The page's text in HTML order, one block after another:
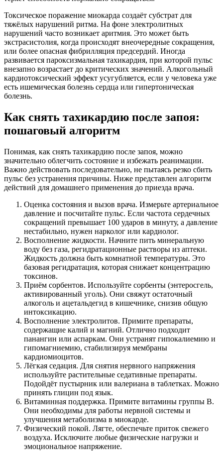
Токсическое поражение миокарда создаёт субстрат для
тяжёлых нарушений ритма. На фоне электролитных
нарушений часто возникает аритмия. Это может быть
экстрасистолия, когда происходят внеочередные сокращения,
или более опасная фибрилляция предсердий. Иногда
развивается пароксизмальная тахикардия, при которой пульс
внезапно возрастает до критических значений. Алкогольный
кардиотоксический эффект усугубляется, если у человека уже
есть ишемическая болезнь сердца или гипертоническая
болезнь.
Как снять тахикардию после запоя:
пошаговый алгоритм
Понимая, как снять тахикардию после запоя, можно
значительно облегчить состояние и избежать реанимации.
Важно действовать последовательно, не пытаясь резко сбить
пульс без устранения причины. Ниже представлен алгоритм
действий для домашнего применения до приезда врача.
Оценка состояния и вызов врача. Измерьте артериальное
давление и посчитайте пульс. Если частота сердечных
сокращений превышает 100 ударов в минуту, а давление
нестабильно, нужен нарколог или кардиолог.
Восполнение жидкости. Начните пить минеральную
воду без газа, регидратационные растворы из аптеки.
Жидкость должна быть комнатной температуры. Это
базовая регидратация, которая снижает концентрацию
токсинов.
Приём сорбентов. Используйте сорбенты (энтеросгель,
активированный уголь). Они свяжут остаточный
алкоголь и ацетальдегид в кишечнике, снизив общую
интоксикацию.
Восполнение электролитов. Примите препараты,
содержащие калий и магний. Отлично подходит
панангин или аспаркам. Они устранят гипокалиемию и
гипомагниемию, стабилизируя мембраны
кардиомиоцитов.
Лёгкая седация. Для снятия нервного напряжения
используйте растительные седативные препараты.
Подойдёт пустырник или валериана в таблетках. Можно
принять глицин под язык.
Витаминная поддержка. Примите витамины группы B.
Они необходимы для работы нервной системы и
улучшения метаболизма в миокарде.
Физический покой. Лягте, обеспечьте приток свежего
воздуха. Исключите любые физические нагрузки и
эмоциональное напряжение.